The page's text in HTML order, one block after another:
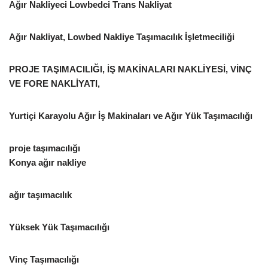
Ağır Nakliyeci Lowbedci Trans Nakliyat
Ağır Nakliyat, Lowbed Nakliye Taşımacılık İşletmeciliği
PROJE TAŞIMACILIĞI, İŞ MAKİNALARI NAKLİYESİ, VİNÇ
VE FORE NAKLİYATI,
Yurtiçi Karayolu Ağır İş Makinaları ve Ağır Yük Taşımacılığı
proje taşımacılığı
Konya ağır nakliye
ağır taşımacılık
Yüksek Yük Taşımacılığı
Vinç Taşımacılığı